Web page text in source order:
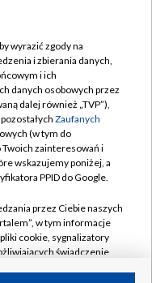
wyrazić zgody na
i zbierania danych,
i ich
danych osobowych przez
dalej również „TVP”),
Zaufanych
(w tym do
zainteresowań i
wskazujemy poniżej, a
PPID do Google.
przez Ciebie naszych
w tym informacje
cookie, sygnalizatory
świadczenie